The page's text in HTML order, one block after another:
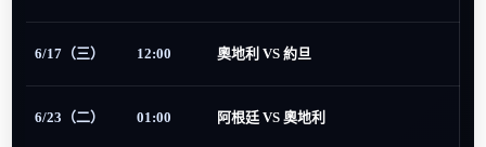
6/17（三） 12:00 奧地利 VS 約旦
6/23（二） 01:00 阿根廷 VS 奧地利